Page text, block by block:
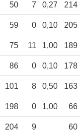
50 7 0,27 214
59 0 0,10 205
75 11 1,00 189
86 0 0,10 178
101 8 0,50 163
198 0 1,00 66
204 9 60